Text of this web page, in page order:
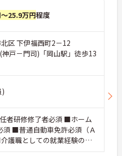
25.9万円程度
区 下伊福西町2－12
神戸－門司)「岡山駅」徒歩13
)
者研修修了者必須 ■ホーム
須 ■普通自動車免許必須（Ａ
護職としての就業経験のあ